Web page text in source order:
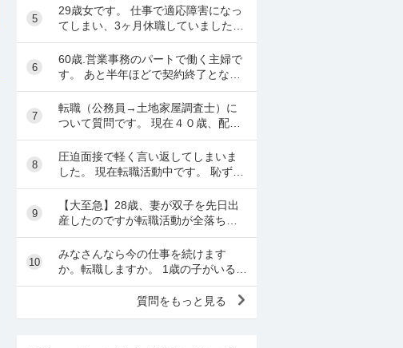
最低賃金＋20円で、1日6時間で働い
ています。 ...
5
29歳女です。 仕事で適応障害になっ
てしまい、3ヶ月休職していました
が、休職期間が終わります。 転職活
動をしていましたが決まらなかった
ので、一応、復帰さ...
6
60歳.営業事務のパートで働く主婦で
す。 あと半年ほどで契約終了となる
ので転職活動中てす。 契約終了まで
働くか迷いましたが、転職するなら
早いほうが良いだろ...
7
転職（公務員→土地家屋調査士）に
ついて質問です。 現在４０歳、配偶
者、長男（８歳）、長女（２）の４
人暮らしです。 地方公務員として勤
めているなか、昨年度...
8
圧迫面接で軽く言い返してしまいま
した。 現在転職活動中です。 恥ずか
しながら、先述の通り面接で言い返
してしまい、今後どのように対応す
べきかご教示いただきた...
9
【大至急】28歳、妻が双子を先日出
産したのですが転職活動が全落ちし
ています。現在のブラック企業から
抜け出すアドバイスをください。 28
歳男性です。現在、転...
10
みなさんなら今の仕事を続けます
か。転職しますか。 1歳の子がいる2
8歳ワーママです。 リアルな意見を聞
きたいので現在もしくは過去ワーマ
質問をもっと見る